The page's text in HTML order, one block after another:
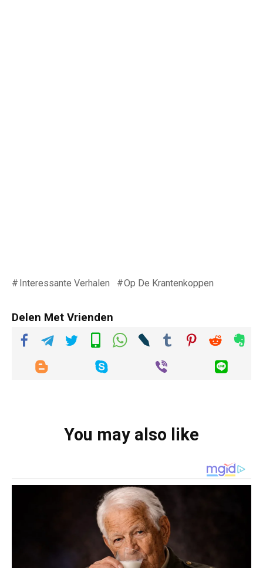
Interessante Verhalen Op De Krantenkoppen
Delen Met Vrienden
You may also like